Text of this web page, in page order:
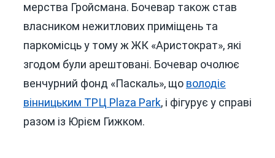
мерства Гройсмана. Бочевар також став
власником нежитлових приміщень та
паркомісць у тому ж ЖК «Аристократ», які
згодом були арештовані. Бочевар очолює
венчурний фонд «Паскаль», що володіє
вінницьким ТРЦ Plaza Park, і фігурує у справі
разом із Юрієм Гижком.